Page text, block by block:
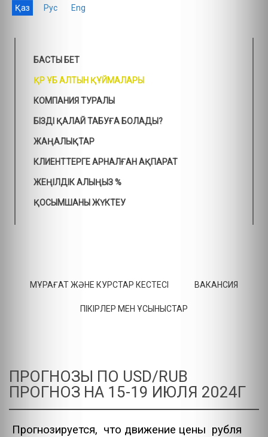
Қаз Рус Eng
БАСТЫ БЕТ
ҚР ҰБ АЛТЫН ҚҰЙМАЛАРЫ
КОМПАНИЯ ТУРАЛЫ
БІЗДІ ҚАЛАЙ ТАБУҒА БОЛАДЫ?
ЖАҢАЛЫҚТАР
КЛИЕНТТЕРГЕ АРНАЛҒАН АҚПАРАТ
ЖЕҢІЛДІК АЛЫҢЫЗ %
ҚОСЫМШАНЫ ЖҮКТЕУ
МҰРАҒАТ ЖӘНЕ КУРСТАР КЕСТЕСІ ВАКАНСИЯ
ПІКІРЛЕР МЕН ҰСЫНЫСТАР
ПРОГНОЗЫ ПО USD/RUB
ПРОГНОЗ НА 15-19 ИЮЛЯ 2024Г
Прогнозируется, что движение цены рубля